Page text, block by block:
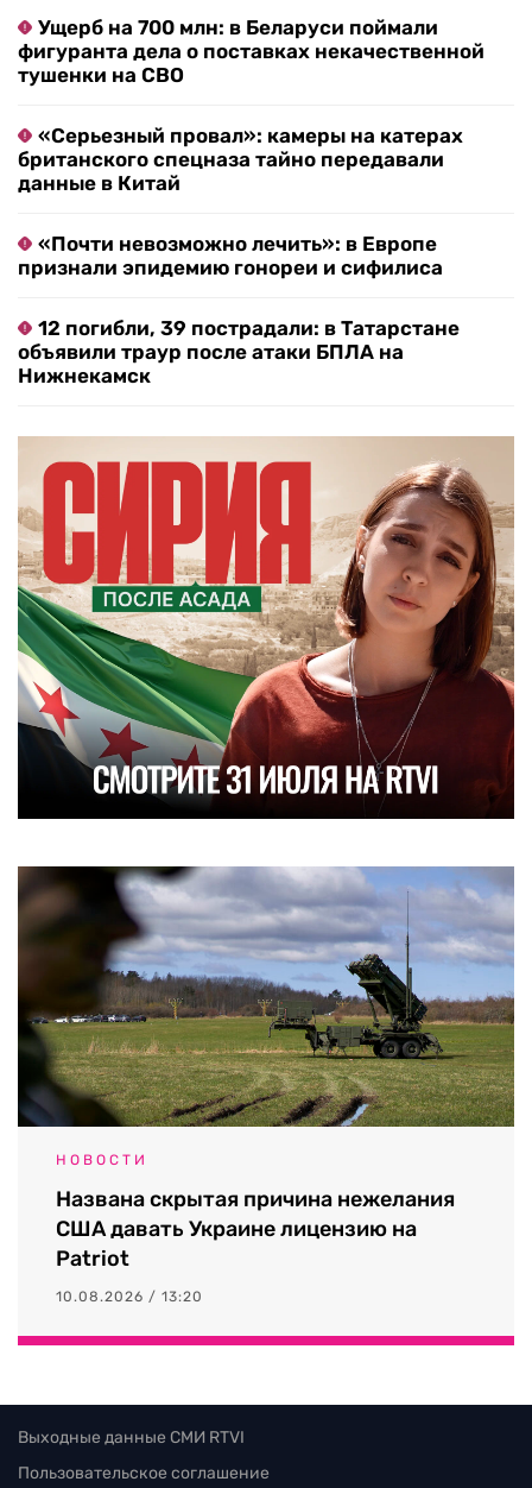
Ущерб на 700 млн: в Беларуси поймали
фигуранта дела о поставках некачественной
тушенки на СВО
«Серьезный провал»: камеры на катерах
британского спецназа тайно передавали
данные в Китай
«Почти невозможно лечить»: в Европе
признали эпидемию гонореи и сифилиса
12 погибли, 39 пострадали: в Татарстане
объявили траур после атаки БПЛА на
Нижнекамск
НОВОСТИ
Названа скрытая причина нежелания
США давать Украине лицензию на
Patriot
10.08.2026 / 13:20
Выходные данные СМИ RTVI
Пользовательское соглашение